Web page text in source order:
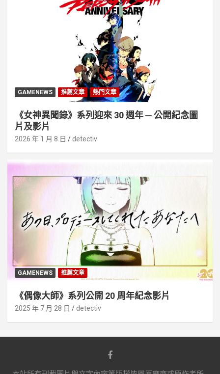
GAMENEWS 推薦文章 熱門文章
《女神異聞錄》系列迎來 30 週年 ─ 公開紀念圖
片及影片
2026 年 1 月 8 日 detectiv
GAMENEWS 推薦文章
《偶像大師》系列公開 20 周年紀念影片
2025 年 7 月 28 日 detectiv